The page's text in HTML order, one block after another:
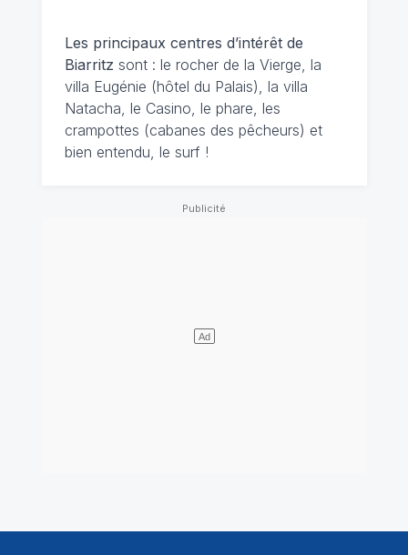
Les principaux centres d’intérêt de
Biarritz sont : le rocher de la Vierge, la
villa Eugénie (hôtel du Palais), la villa
Natacha, le Casino, le phare, les
crampottes (cabanes des pêcheurs) et
bien entendu, le surf !